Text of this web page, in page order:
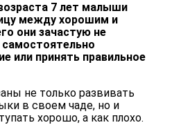
7 лет малыши
между хорошим и
они зачастую не
или принять правильное
не только развивать
в своем чаде, но и
хорошо, а как плохо.